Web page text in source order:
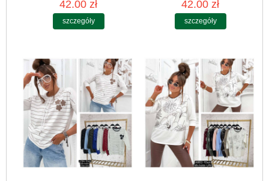
42.00 zł
szczegóły
42.00 zł
szczegóły